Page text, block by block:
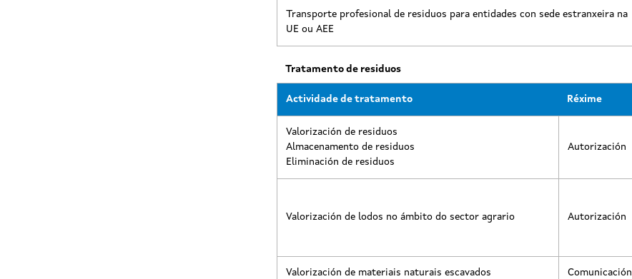
Transporte profesional de residuos para entidades con sede estranxeira na
UE ou AEE
Tratamento de residuos
Actividade de tratamento Réxime
Valorización de residuos
Almacenamento de residuos
Eliminación de residuos
Autorización
Valorización de lodos no ámbito do sector agrario Autorización
Valorización de materiais naturais escavados Comunicación